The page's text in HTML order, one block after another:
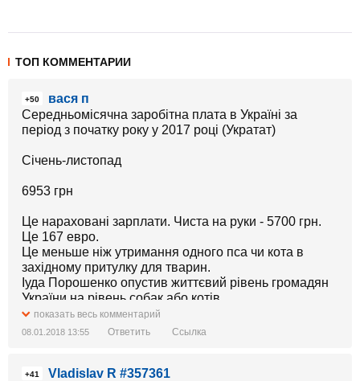
ТОП КОММЕНТАРИИ
+50
вася п
Середньомісячна заробітна плата в Україні за
період з початку року у 2017 році (Укратат)
Січень-листопад
6953 грн
Це нараховані зарплати. Чиста на руки - 5700 грн.
Це 167 евро.
Це меньше ніж утримання одного пса чи кота в
західному притулку для тварин.
Іуда Порошенко опустив життєвий рівень громадян
України на рівень собак або котів.
показать весь комментарий
08.01.2018 13:55 Ответить Ссылка
+41
Vladislav R #357361